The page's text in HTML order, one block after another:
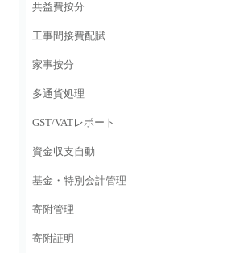
共益費按分
工事間接費配賦
家事按分
多通貨処理
GST/VATレポート
資金収支自動
基金・特別会計管理
寄附管理
寄附証明